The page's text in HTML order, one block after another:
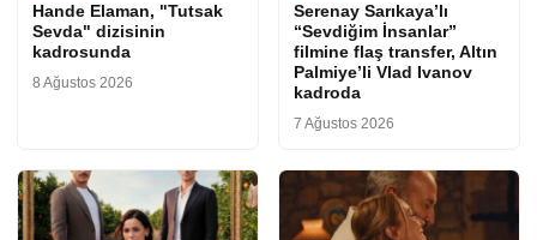
Hande Elaman, "Tutsak
Sevda" dizisinin
kadrosunda
8 Ağustos 2026
Serenay Sarıkaya’lı
“Sevdiğim İnsanlar”
filmine flaş transfer, Altın
Palmiye’li Vlad Ivanov
kadroda
7 Ağustos 2026